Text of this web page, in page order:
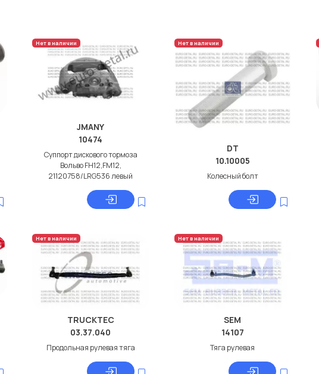
колодки тормозные дисковые с гарантией от
Нет в наличии
JMANY
10474
Суппорт дискового тормоза
Вольво FH12,FM12,
21120758/LRG536 левый
Нет в наличии
DT
10.10005
Колесный болт
Нет в наличии
TRUCKTEC
03.37.040
Продольная рулевая тяга
Нет в наличии
SEM
14107
Тяга рулевая